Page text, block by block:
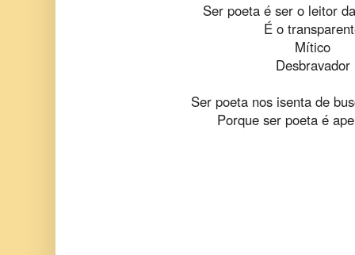
Ser poeta é ser o leitor
É o
Mítico
Desbravador
Ser poeta nos isenta de
Porque ser poeta é